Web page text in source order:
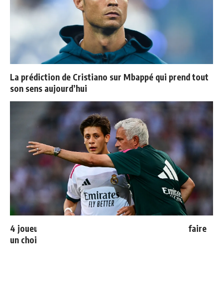
La prédiction de Cristiano sur Mbappé qui prend tout
son sens aujourd’hui
4 joueurs, une seule place : Mourinho va devoir faire
un choix